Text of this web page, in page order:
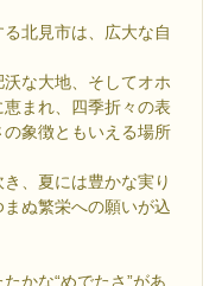
北見市は、広大な自
な大地、そしてオホ
まれ、四季折々の表
象徴ともいえる場所
、夏には豊かな実り
ぬ繁栄への願いが込
かな“めでたさ”があ